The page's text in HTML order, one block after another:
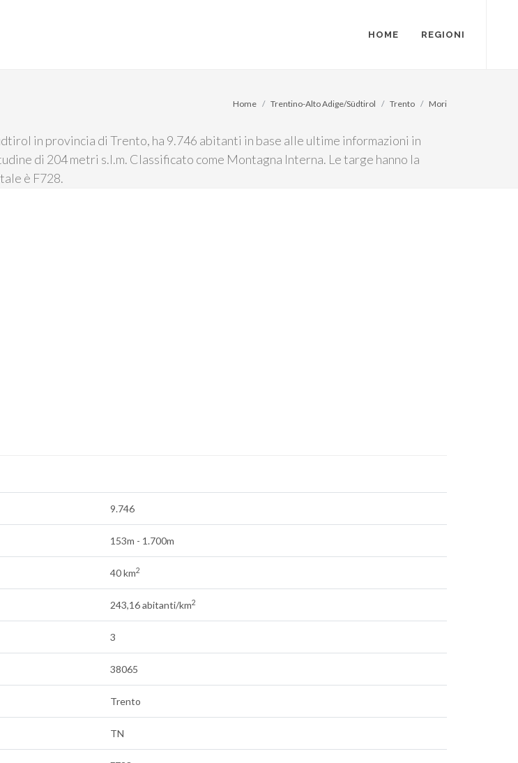
HOME REGIONI
in provincia di Trento, ha 9.746 abitanti in base alle ultime informazioni in
di 204 metri s.l.m. Classificato come Montagna Interna. Le targe hanno la
è F728.
Home Trentino-Alto Adige/Südtirol Trento Mori
9.746
153m - 1.700m
40 km2
243,16 abitanti/km2
3
38065
Trento
TN